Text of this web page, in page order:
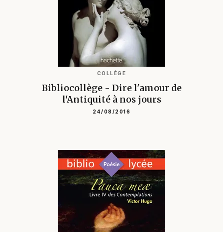
COLLÈGE
Bibliocollège - Dire l'amour de
l'Antiquité à nos jours
24/08/2016